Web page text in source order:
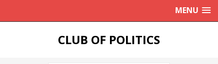
MENU
CLUB OF POLITICS